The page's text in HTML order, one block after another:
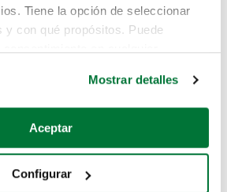
Tiene la opción de seleccionar
y con qué propósitos. Puede
quisiéramos:
sobre su ubicación geográfica
analizándolo activamente
Mostrar detalles
Aceptar
Configurar
el coche que estás
de estos enlaces:
mano